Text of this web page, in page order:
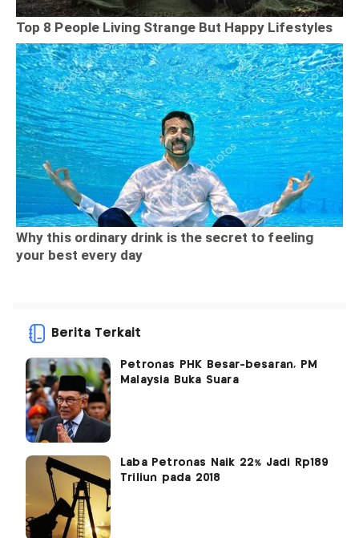
Berita Terkait
Petronas PHK Besar-besaran, PM
Malaysia Buka Suara
Laba Petronas Naik 22% Jadi Rp189
Triliun pada 2018